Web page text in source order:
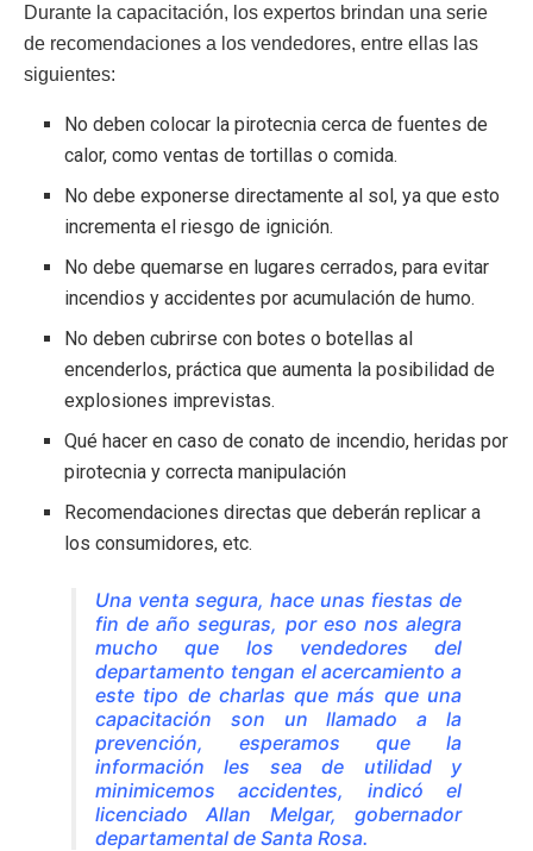
Durante la capacitación, los expertos brindan una serie
de recomendaciones a los vendedores, entre ellas las
siguientes:
No deben colocar la pirotecnia cerca de fuentes de
calor, como ventas de tortillas o comida.
No debe exponerse directamente al sol, ya que esto
incrementa el riesgo de ignición.
No debe quemarse en lugares cerrados, para evitar
incendios y accidentes por acumulación de humo.
No deben cubrirse con botes o botellas al
encenderlos, práctica que aumenta la posibilidad de
explosiones imprevistas.
Qué hacer en caso de conato de incendio, heridas por
pirotecnia y correcta manipulación
Recomendaciones directas que deberán replicar a
los consumidores, etc.
Una venta segura, hace unas fiestas de
fin de año seguras, por eso nos alegra
mucho que los vendedores del
departamento tengan el acercamiento a
este tipo de charlas que más que una
capacitación son un llamado a la
prevención, esperamos que la
información les sea de utilidad y
minimicemos accidentes, indicó el
licenciado Allan Melgar, gobernador
departamental de Santa Rosa.